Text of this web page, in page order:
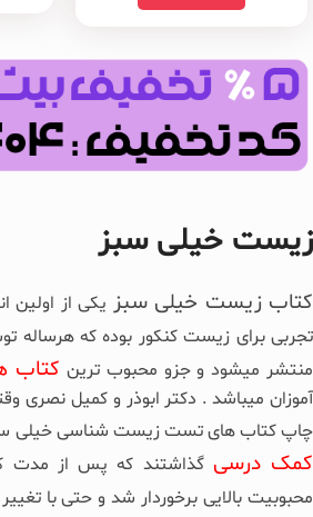
زیست خیلی سبز
کتاب زیست خیلی سبز یکی از اولین
تجربی برای زیست کنکور بوده که هرساله
منتشر میشود و جزو محبوب ترین کتاب
آموزان میباشد . دکتر ابوذر و کمیل نصری
چاپ کتاب های تست زیست شناسی خیلی
کمک درسی گذاشتند که پس از مدت
محبوبیت بالایی برخوردار شد و حتی با